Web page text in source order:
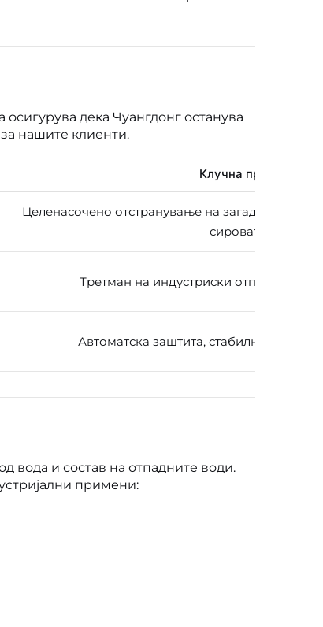
дека Чуангдонг останува
нашите клиенти.
Клучна примена
Целенасочено отстранување на загадувачи,
сировата вода
Третман на индустриски отпадни
Автоматска заштита, стабилна
вода и состав на отпадните води.
примени: